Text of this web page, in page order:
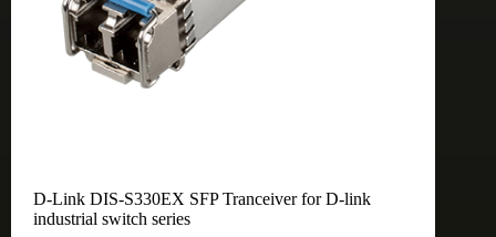
D-Link DIS-S330EX SFP Tranceiver for D-link
industrial switch series